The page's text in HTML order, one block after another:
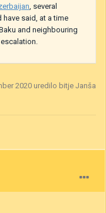
, several
have said, at a time
and neighbouring
2020 uredilo bitje Janša